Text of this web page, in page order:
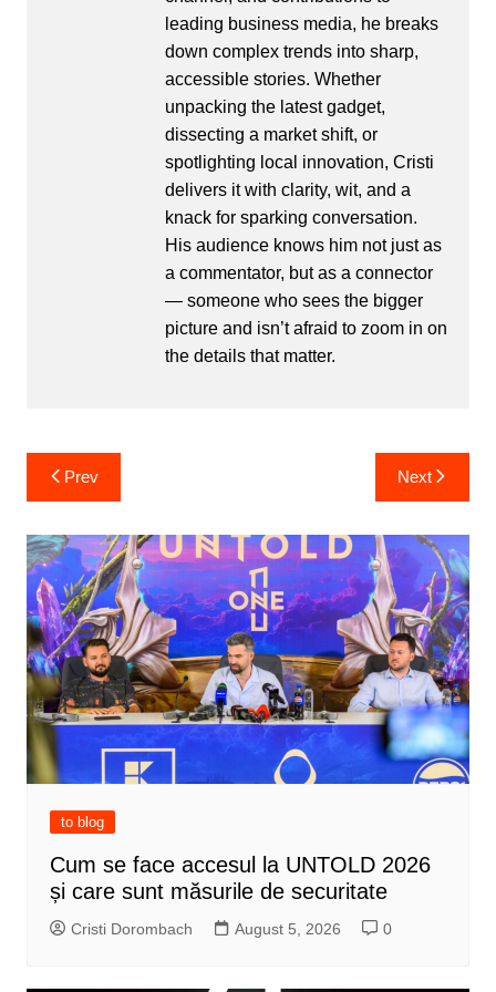
leading business media, he breaks
down complex trends into sharp,
accessible stories. Whether
unpacking the latest gadget,
dissecting a market shift, or
spotlighting local innovation, Cristi
delivers it with clarity, wit, and a
knack for sparking conversation.
His audience knows him not just as
a commentator, but as a connector
— someone who sees the bigger
picture and isn’t afraid to zoom in on
the details that matter.
Post
navigation
Prev Next
to blog
Cum se face accesul la UNTOLD 2026
și care sunt măsurile de securitate
Cristi Dorombach August 5, 2026 0